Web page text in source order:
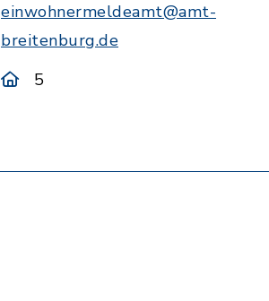
einwohnermeldeamt@amt-
breitenburg.de
5